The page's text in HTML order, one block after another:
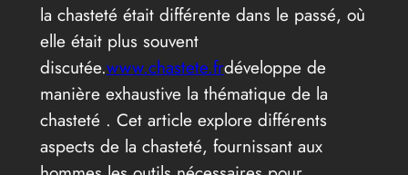
la chasteté était différente dans le passé, où
elle était plus souvent
discutée.www.chastete.frdéveloppe de
manière exhaustive la thématique de la
chasteté . Cet article explore différents
aspects de la chasteté, fournissant aux